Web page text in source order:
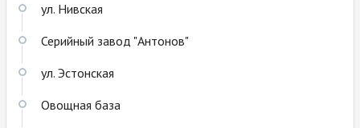
ул. Нивская
Серийный завод "Антонов"
ул. Эстонская
Овощная база